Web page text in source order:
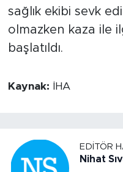
sağlık ekibi sevk
olmazken kaza ile
başlatıldı.
Kaynak: İHA
EDITÖR
Nihat